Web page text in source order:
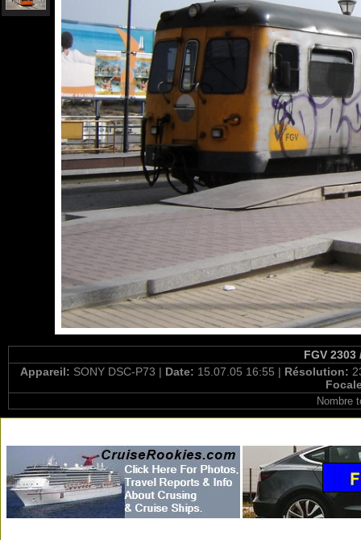
FGV 2303
Appareil: SONY DSC-P73 | Date: 15.07.05 16:55 | Résolution:
Nombre